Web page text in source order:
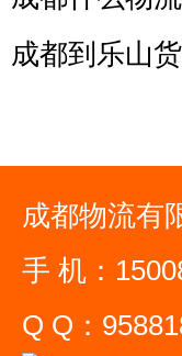
成都到乐山
成都物流有
手 机：
Q Q：